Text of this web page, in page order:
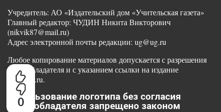
0
Учредитель: АО «Издательский дом «Учительская газета»
Главный редактор: ЧУДИН Никита Викторович
(nikvik87@mail.ru)
Адрес электронной почты редакции: ug@ug.ru
Любое копирование материалов допускается с разрешения
правообладателя и с указанием ссылки на издание
www.ug.ru.
Использование логотипа без согласия
правообладателя запрещено законом